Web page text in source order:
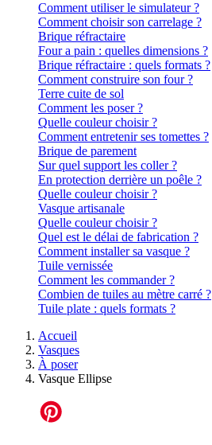
Comment utiliser le simulateur ?
Comment choisir son carrelage ?
Brique réfractaire
Four a pain : quelles dimensions ?
Brique réfractaire : quels formats ?
Comment construire son four ?
Terre cuite de sol
Comment les poser ?
Quelle couleur choisir ?
Comment entretenir ses tomettes ?
Brique de parement
Sur quel support les coller ?
En protection derrière un poêle ?
Quelle couleur choisir ?
Vasque artisanale
Quelle couleur choisir ?
Quel est le délai de fabrication ?
Comment installer sa vasque ?
Tuile vernissée
Comment les commander ?
Combien de tuiles au mètre carré ?
Tuile plate : quels formats ?
Accueil
Vasques
À poser
Vasque Ellipse